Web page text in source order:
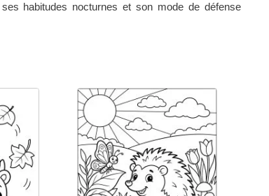
habitudes nocturnes et son mode de défense